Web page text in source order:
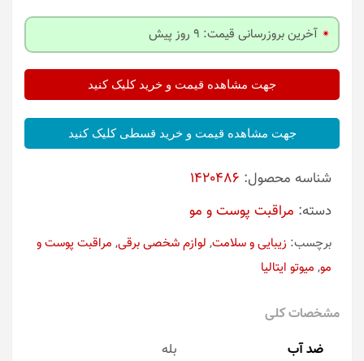
آخرین بروزرسانی قیمت: 9 روز پیش
جهت مشاهده قیمت و خرید کلیک کنید
جهت مشاهده قیمت و خرید قسطی کلیک کنید
شناسه محصول: 1420486
دسته: مراقبت پوست و مو
برچسب: زیبایی و سلامت, لوازم شخصی برقی, مراقبت پوست و
مو, میوتو ایتالیا
مشخصات کلی
ضد آب
بله